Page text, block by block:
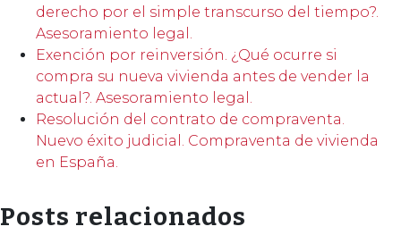
derecho por el simple transcurso del tiempo?.
Asesoramiento legal.
Exención por reinversión. ¿Qué ocurre si
compra su nueva vivienda antes de vender la
actual?. Asesoramiento legal.
Resolución del contrato de compraventa.
Nuevo éxito judicial. Compraventa de vivienda
en España.
Posts relacionados